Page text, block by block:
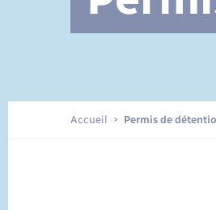
Documents
Accueil Permis de